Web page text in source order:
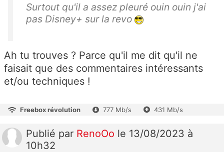
Surtout qu'il a assez pleuré ouin ouin j'ai
pas Disney+ sur la revo
Ah tu trouves ? Parce qu'il me dit qu'il ne
faisait que des commentaires intéressants
et/ou techniques !
Freebox révolution 777 Mb/s 431 Mb/s
Publié par RenoOo le 13/08/2023 à
10h32